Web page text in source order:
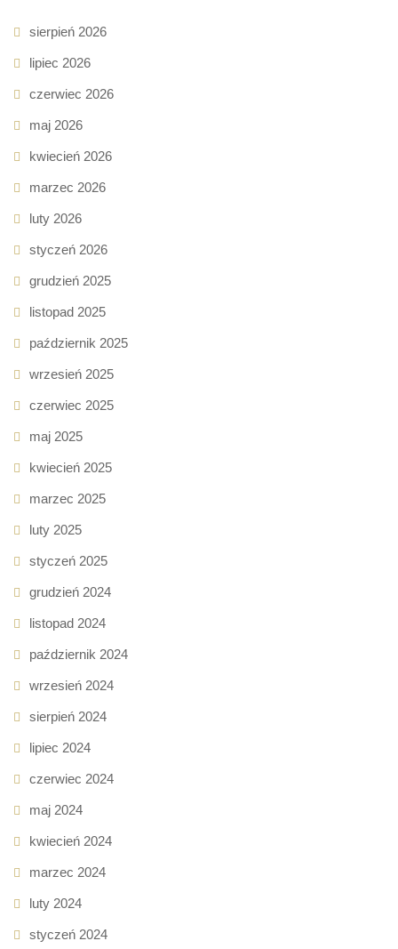
sierpień 2026
lipiec 2026
czerwiec 2026
maj 2026
kwiecień 2026
marzec 2026
luty 2026
styczeń 2026
grudzień 2025
listopad 2025
październik 2025
wrzesień 2025
czerwiec 2025
maj 2025
kwiecień 2025
marzec 2025
luty 2025
styczeń 2025
grudzień 2024
listopad 2024
październik 2024
wrzesień 2024
sierpień 2024
lipiec 2024
czerwiec 2024
maj 2024
kwiecień 2024
marzec 2024
luty 2024
styczeń 2024